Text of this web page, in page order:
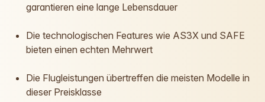
garantieren eine lange Lebensdauer
Die technologischen Features wie AS3X und SAFE
bieten einen echten Mehrwert
Die Flugleistungen übertreffen die meisten Modelle in
dieser Preisklasse